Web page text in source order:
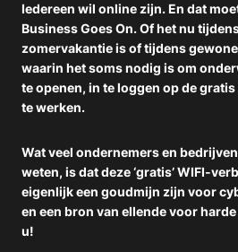
Iedereen wil online zijn. En dat
Business Goes On. Of het nu
zomervakantie is of tijdens
waarin het soms nodig is om
te openen, in te loggen op de gratis
te werken.
Wat veel ondernemers en
weten, is dat deze ‘gratis’ WIFI-
eigenlijk een goudmijn zijn voor
en een bron van ellende voor
u!